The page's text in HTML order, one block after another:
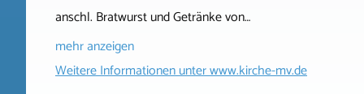
anschl. Bratwurst und Getränke von…
mehr anzeigen
Weitere Informationen unterwww.kirche-mv.de